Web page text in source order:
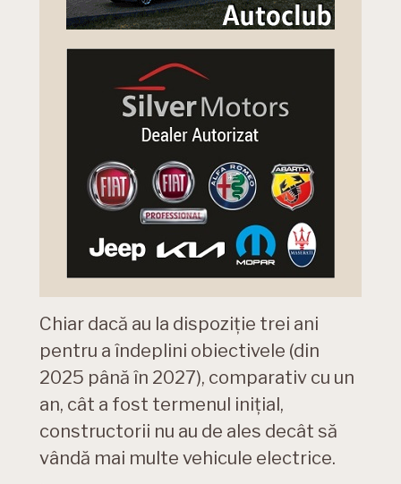
Chiar dacă au la dispoziție trei ani
pentru a îndeplini obiectivele (din
2025 până în 2027), comparativ cu un
an, cât a fost termenul inițial,
constructorii nu au de ales decât să
vândă mai multe vehicule electrice.